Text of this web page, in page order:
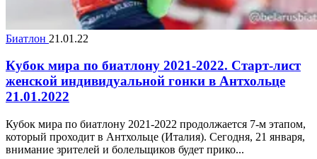
Биатлон 21.01.22
Кубок мира по биатлону 2021-2022. Старт-лист
женской индивидуальной гонки в Антхольце
21.01.2022
Кубок мира по биатлону 2021-2022 продолжается 7-м этапом,
который проходит в Антхольце (Италия). Сегодня, 21 января,
внимание зрителей и болельщиков будет прико...